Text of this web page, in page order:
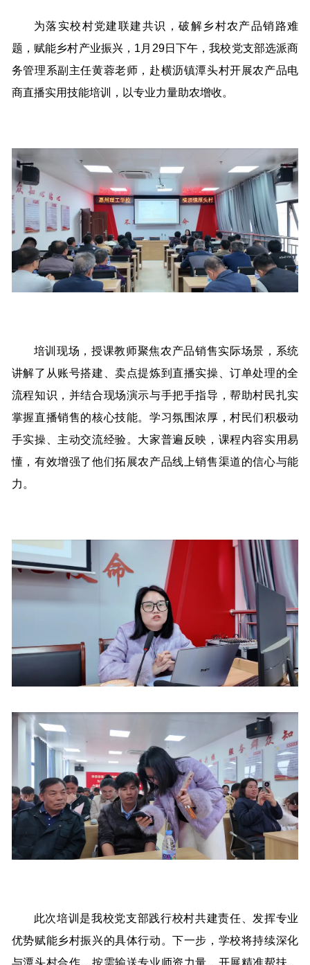
为落实校村党建联建共识，破解乡村农产品销路难
题，赋能乡村产业振兴，1月29日下午，我校党支部选派商
务管理系副主任黄蓉老师，赴横沥镇潭头村开展农产品电
商直播实用技能培训，以专业力量助农增收。
培训现场，授课教师聚焦农产品销售实际场景，系统
讲解了从账号搭建、卖点提炼到直播实操、订单处理的全
流程知识，并结合现场演示与手把手指导，帮助村民扎实
掌握直播销售的核心技能。学习氛围浓厚，村民们积极动
手实操、主动交流经验。大家普遍反映，课程内容实用易
懂，有效增强了他们拓展农产品线上销售渠道的信心与能
力。
此次培训是我校党支部践行校村共建责任、发挥专业
优势赋能乡村振兴的具体行动。下一步，学校将持续深化